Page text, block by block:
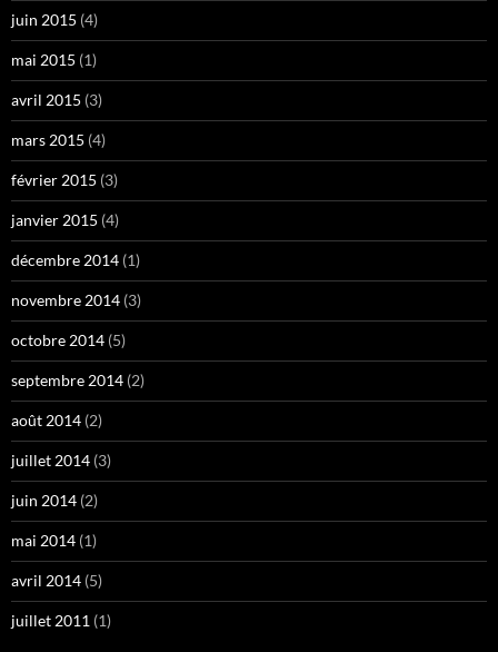
juin 2015 (4)
mai 2015 (1)
avril 2015 (3)
mars 2015 (4)
février 2015 (3)
janvier 2015 (4)
décembre 2014 (1)
novembre 2014 (3)
octobre 2014 (5)
septembre 2014 (2)
août 2014 (2)
juillet 2014 (3)
juin 2014 (2)
mai 2014 (1)
avril 2014 (5)
juillet 2011 (1)